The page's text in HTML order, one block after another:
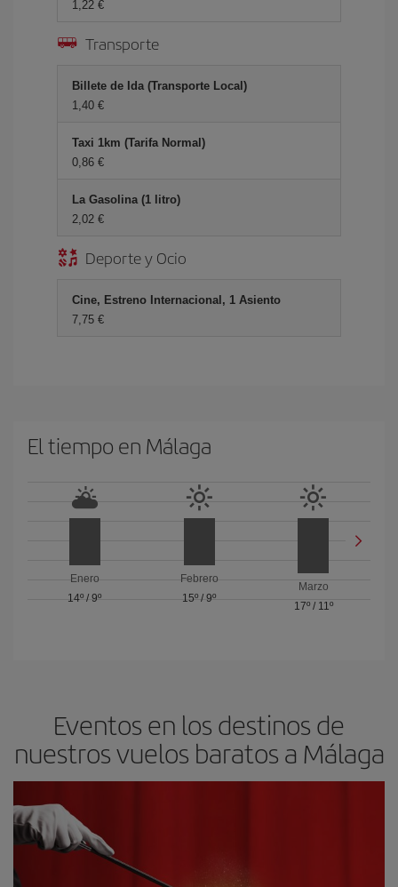
1,22 €
Transporte
Billete de Ida (Transporte Local)
1,40 €
Taxi 1km (Tarifa Normal)
0,86 €
La Gasolina (1 litro)
2,02 €
Deporte y Ocio
Cine, Estreno Internacional, 1 Asiento
7,75 €
El tiempo en Málaga
Enero
14º /9º
Febrero
15º / 9º
Marzo
17º/ 11º
Eventos en los destinos de
nuestros vuelos baratos a Málaga